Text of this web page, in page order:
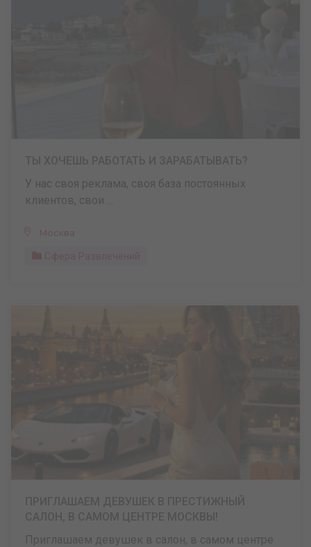
У нас своя реклама, своя база постоянных
клиентов, свои ...
Москва
Сфера Развлечений
Приглашаем девушек в салон, в самом центре